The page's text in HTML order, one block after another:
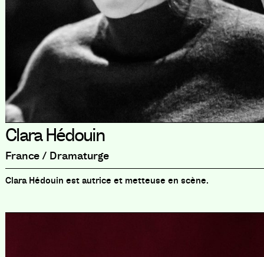
Clara Hédouin
France / Dramaturge
Clara Hédouin est autrice et metteuse en scène.